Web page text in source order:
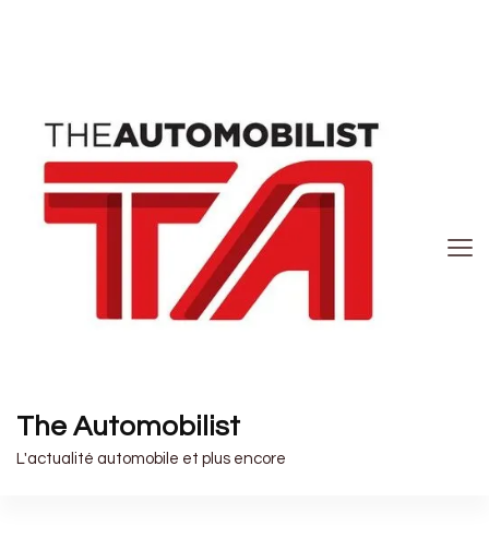
The Automobilist
L'actualité automobile et plus encore